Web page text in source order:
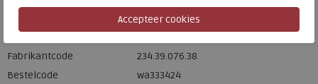
Fabrikantcode
234.39.076.38
Bestelcode
wa333424